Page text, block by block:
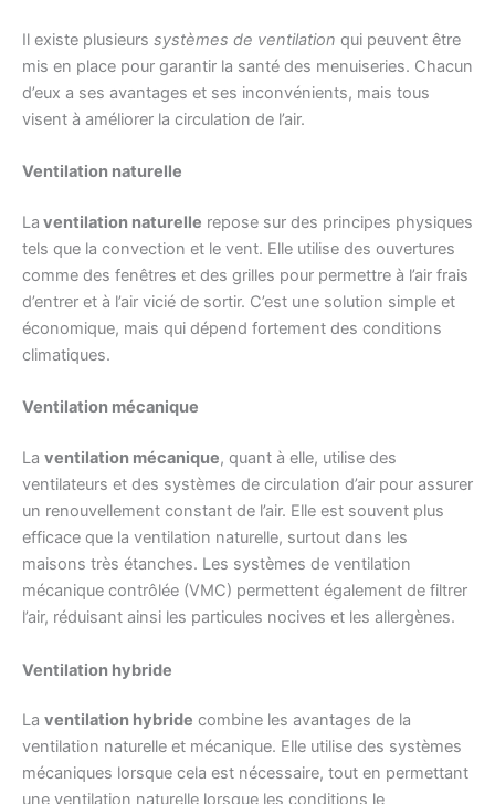
Il existe plusieurs systèmes de ventilation qui peuvent être
mis en place pour garantir la santé des menuiseries. Chacun
d’eux a ses avantages et ses inconvénients, mais tous
visent à améliorer la circulation de l’air.
Ventilation naturelle
La ventilation naturelle repose sur des principes physiques
tels que la convection et le vent. Elle utilise des ouvertures
comme des fenêtres et des grilles pour permettre à l’air frais
d’entrer et à l’air vicié de sortir. C’est une solution simple et
économique, mais qui dépend fortement des conditions
climatiques.
Ventilation mécanique
La ventilation mécanique, quant à elle, utilise des
ventilateurs et des systèmes de circulation d’air pour assurer
un renouvellement constant de l’air. Elle est souvent plus
efficace que la ventilation naturelle, surtout dans les
maisons très étanches. Les systèmes de ventilation
mécanique contrôlée (VMC) permettent également de filtrer
l’air, réduisant ainsi les particules nocives et les allergènes.
Ventilation hybride
La ventilation hybride combine les avantages de la
ventilation naturelle et mécanique. Elle utilise des systèmes
mécaniques lorsque cela est nécessaire, tout en permettant
une ventilation naturelle lorsque les conditions le